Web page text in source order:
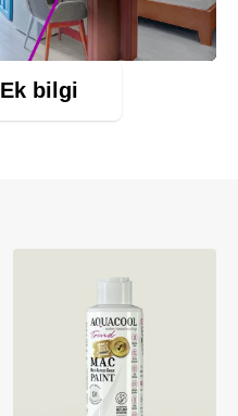
Ek bilgi